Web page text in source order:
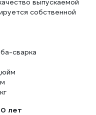
выпускаемой
собственной
сварка
лет